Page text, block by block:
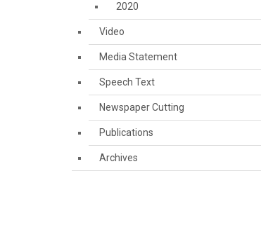
2020
Video
Media Statement
Speech Text
Newspaper Cutting
Publications
Archives